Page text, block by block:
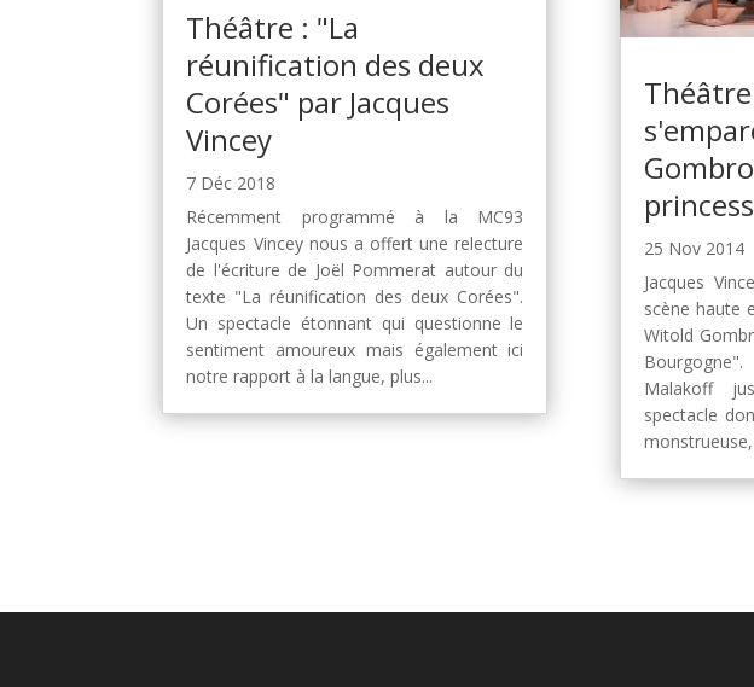
Théâtre : "La
réunification des deux
Corées" par Jacques
Vincey
7 Déc 2018
Récemment programmé à la MC93
Jacques Vincey nous a offert une relecture
de l'écriture de Joël Pommerat autour du
texte "La réunification des deux Corées".
Un spectacle étonnant qui questionne le
sentiment amoureux mais également ici
notre rapport à la langue, plus...
Théâtre
25 Nov 2014
Jacques
scène haute
Witold
Malakoff
spectacle